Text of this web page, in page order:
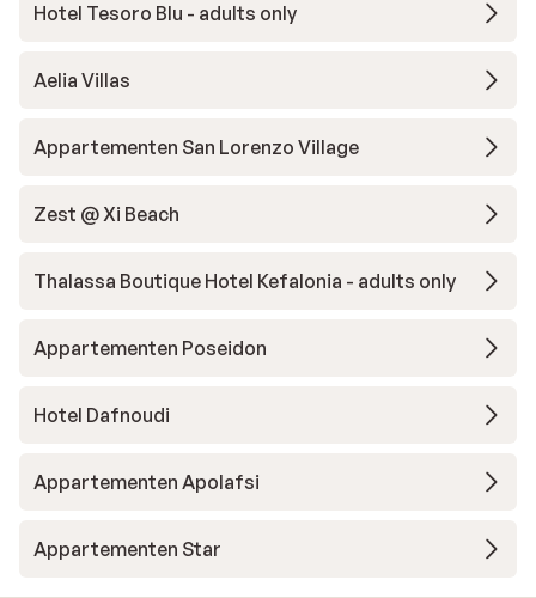
Hotel Tesoro Blu - adults only
Aelia Villas
Appartementen San Lorenzo Village
Zest @ Xi Beach
Thalassa Boutique Hotel Kefalonia - adults only
Appartementen Poseidon
Hotel Dafnoudi
Appartementen Apolafsi
Appartementen Star